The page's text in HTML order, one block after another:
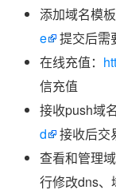
添加域名模板
e
提交后需
在线充值：
信充值
接收push域名
d
接收后交
查看和管理域
行修改dns、